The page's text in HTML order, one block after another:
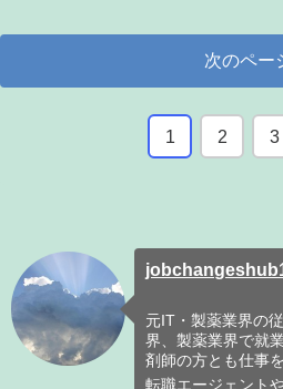
次のペー
1 2 3
元IT・製薬業界の
界、製薬業界で就
剤師の方とも仕事
転職エージェント